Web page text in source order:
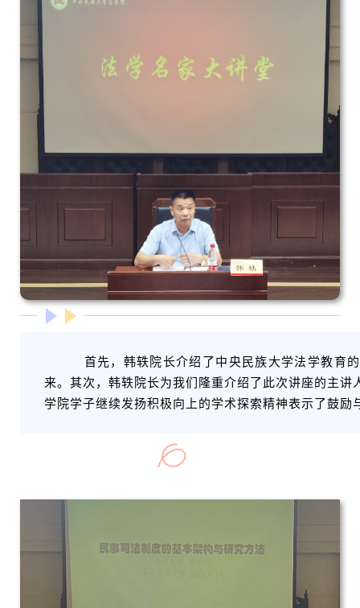
首先，韩轶院长介绍了中央民族大学法学教育
来。其次，韩轶院长为我们隆重介绍了此次讲座的主
学院学子继续发扬积极向上的学术探索精神表示了鼓励